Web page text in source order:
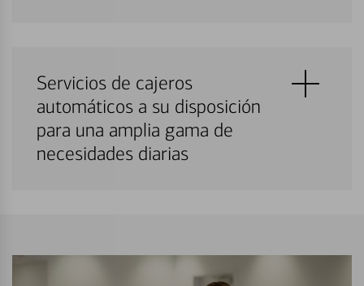
Servicios de cajeros
automáticos a su disposición
para una amplia gama de
necesidades diarias